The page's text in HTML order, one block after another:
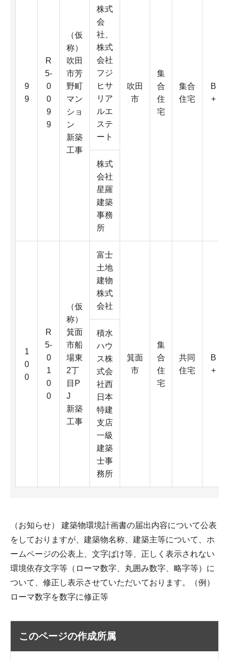
9
9
R
5-
0
0
9
9
（仮
称）
吹田
市芳
野町
マン
ショ
ン
新築
工事
株式
会
社、
株式
会社
フジ
ヒサ
リア
ルエ
ステ
ート
吹田
市
集
合
住
宅
集合
住宅
B
+
株式
会社
星羅
建築
事務
所
1
0
0
R
5-
0
1
0
0
（仮
称）
箕面
市船
場東
2丁
目P
J
新築
工事
富士
土地
建物
株式
会社
箕面
市
集
合
住
宅
共同
住宅
B
+
積水
ハウ
ス株
式会
社西
日本
特建
支店
一級
建築
士事
務所
（お知らせ） 建築物環境計画書の届出内容について公表
をしておりますが、建築物名称、建築主等について、ホ
ームページの公表上、文字ばけ等、正しく表示されない
環境依存文字等（ローマ数字、丸囲み数字、略字等）に
ついて、修正し表示させていただいております。（例）
ローマ数字を数字に修正等
このページの作成所属